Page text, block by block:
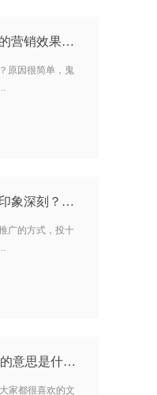
如何布局软文结构，营造意想不到的营销效果？…
原因很简单，鬼
象深刻？…
广的方式，投十
怕无归期+怕空欢喜+怕来者不是你的意思是什么…
家都很喜欢的文